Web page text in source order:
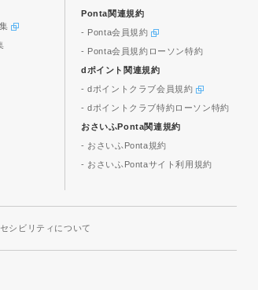
Ponta関連規約
- Ponta会員規約
- Ponta会員規約ローソン特約
dポイント関連規約
- dポイントクラブ会員規約
- dポイントクラブ特約ローソン特約
おさいふPonta関連規約
- おさいふPonta規約
- おさいふPontaサイト利用規約
シビリティについて